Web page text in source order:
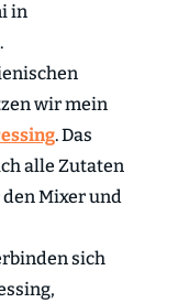
in
wir mein
. Das
alle Zutaten
Mixer und
sich